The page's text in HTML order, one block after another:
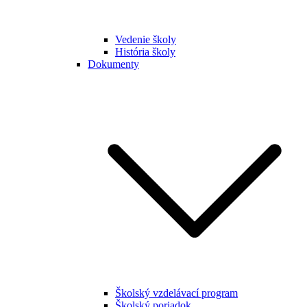
Vedenie školy
História školy
Dokumenty
Školský vzdelávací program